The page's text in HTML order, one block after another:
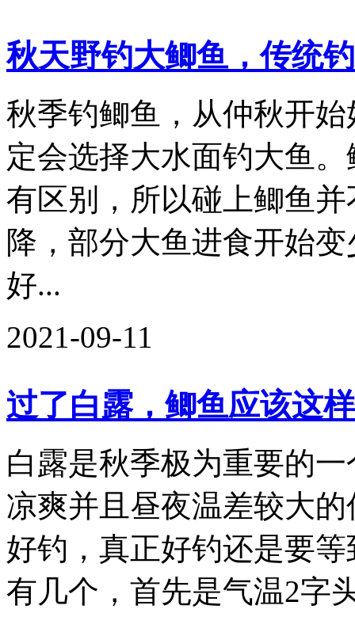
秋天野钓大鲫鱼，传统
秋季钓鲫鱼，从仲秋开
定会选择大水面钓大鱼
有区别，所以碰上鲫鱼
降，部分大鱼进食开始
好...
2021-09-11
过了白露，鲫鱼应该这
白露是秋季极为重要的
凉爽并且昼夜温差较大
好钓，真正好钓还是要
有几个，首先是气温2字